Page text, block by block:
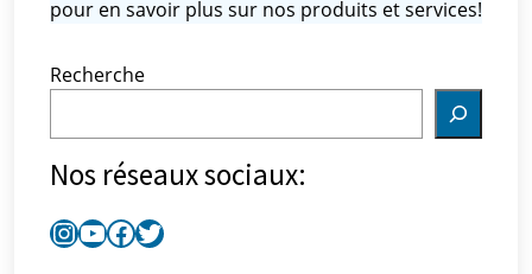
pour en savoir plus sur nos produits et services!
Recherche
Nos réseaux sociaux: